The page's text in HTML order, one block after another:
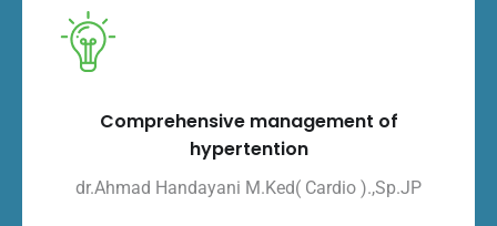
Comprehensive management of
hypertention
dr.Ahmad Handayani M.Ked( Cardio ).,Sp.JP